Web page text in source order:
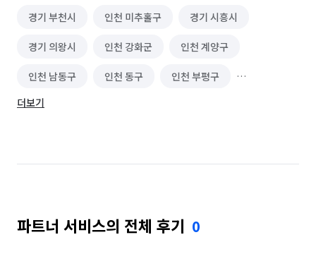
경기 부천시 인천 미추홀구 경기 시흥시
경기 의왕시 인천 강화군 인천 계양구
인천 남동구 인천 동구 인천 부평구
인천 서구
더보기
파트너 서비스의 전체 후기 0